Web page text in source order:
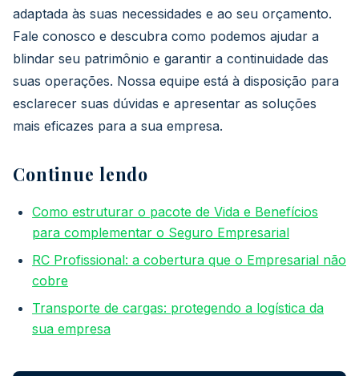
adaptada às suas necessidades e ao seu orçamento.
Fale conosco e descubra como podemos ajudar a
blindar seu patrimônio e garantir a continuidade das
suas operações. Nossa equipe está à disposição para
esclarecer suas dúvidas e apresentar as soluções
mais eficazes para a sua empresa.
Continue lendo
Como estruturar o pacote de Vida e Benefícios
para complementar o Seguro Empresarial
RC Profissional: a cobertura que o Empresarial não
cobre
Transporte de cargas: protegendo a logística da
sua empresa